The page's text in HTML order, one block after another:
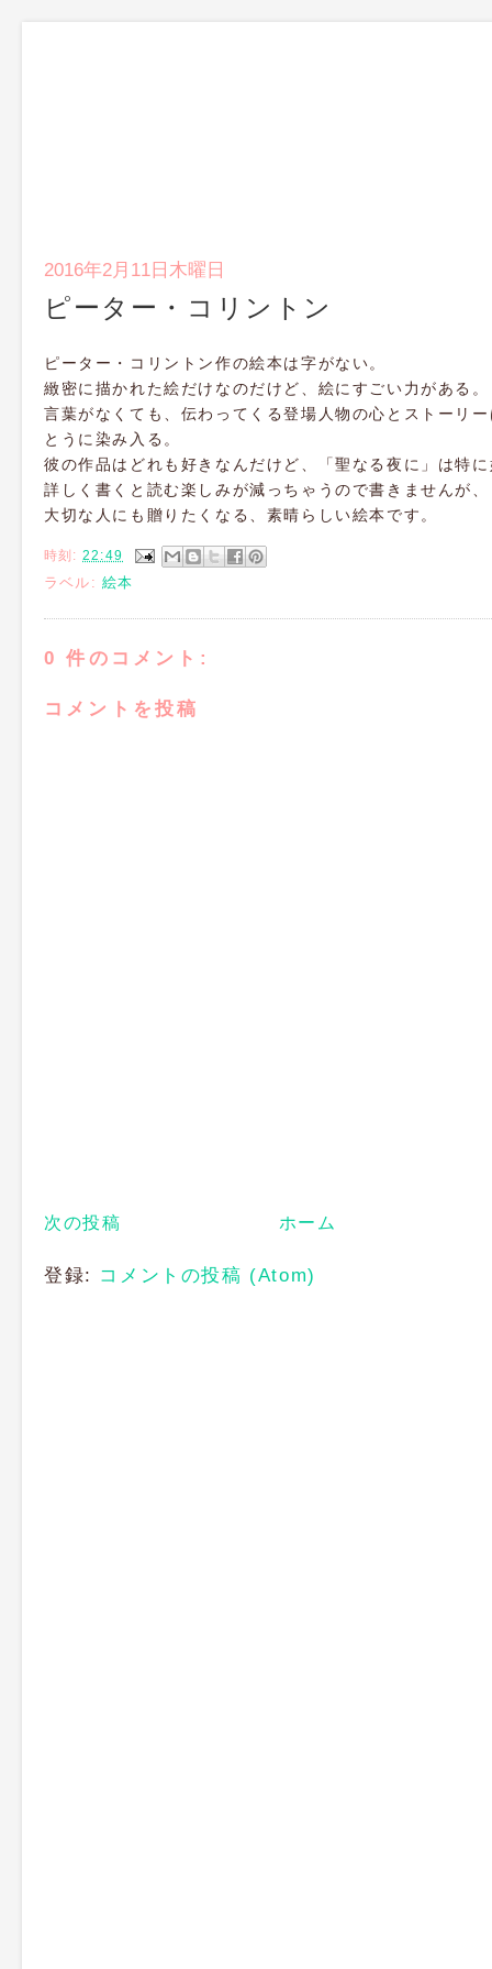
2016年2月11日木曜日
ピーター・コリントン
ピーター・コリントン作の絵本は字がない。
緻密に描かれた絵だけなのだけど、絵にすごい力がある。
言葉がなくても、伝わってくる登場人物の心とストーリ
とうに染み入る。
彼の作品はどれも好きなんだけど、「聖なる夜に」は特
詳しく書くと読む楽しみが減っちゃうので書きませんが、
大切な人にも贈りたくなる、素晴らしい絵本です。
時刻: 22:49
ラベル:絵本
0 件のコメント:
コメントを投稿
次の投稿 ホーム
登録: コメントの投稿 (Atom)